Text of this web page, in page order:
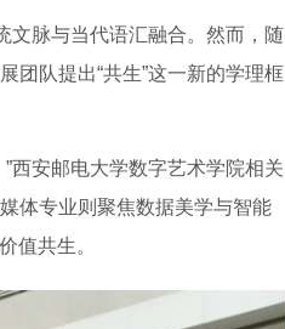
文脉与当代语汇融合。然而，随
团队提出“共生”这一新的学理框
西安邮电大学数字艺术学院相关
体专业则聚焦数据美学与智能
值共生。